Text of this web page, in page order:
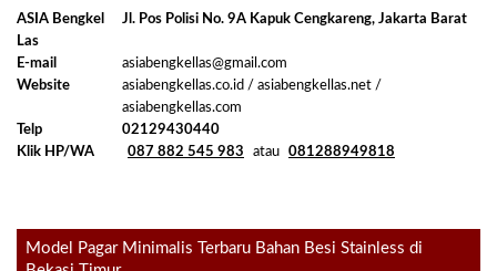
ASIA Bengkel
Las
Jl. Pos Polisi No. 9A Kapuk Cengkareng, Jakarta Barat
E-mail
asiabengkellas@gmail.com
Website
asiabengkellas.co.id / asiabengkellas.net /
asiabengkellas.com
Telp
02129430440
Klik HP/WA
087 882 545 983 atau 081288949818
Post
Model Pagar Minimalis Terbaru Bahan Besi Stainless di